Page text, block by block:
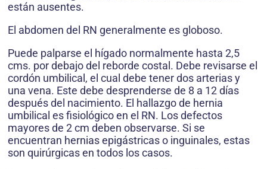
están ausentes.
El abdomen del RN generalmente es globoso.
Puede palparse el hígado normalmente hasta 2,5
cms. por debajo del reborde costal. Debe revisarse el
cordón umbilical, el cual debe tener dos arterias y
una vena. Este debe desprenderse de 8 a 12 días
después del nacimiento. El hallazgo de hernia
umbilical es fisiológico en el RN. Los defectos
mayores de 2 cm deben observarse. Si se
encuentran hernias epigástricas o inguinales, estas
son quirúrgicas en todos los casos.